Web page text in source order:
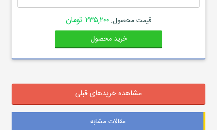
قیمت محصول:۲۳۵,۲۰۰ تومان
خرید محصول
مشاهده خریدهای قبلی
مقالات مشابه